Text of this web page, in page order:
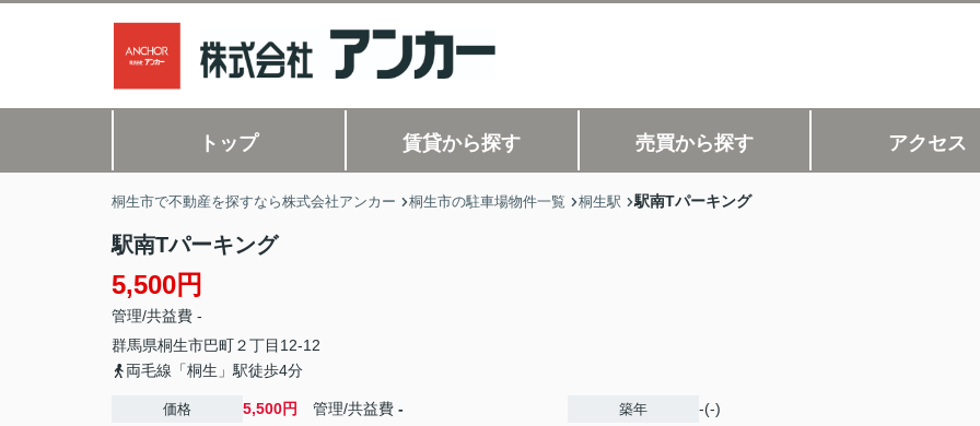
トップ 賃貸から探す 売買から探す アクセス
桐生市で不動産を探すなら株式会社アンカー 桐生市の駐車場物件一覧 桐生駅 駅南Tパーキング
駅南Tパーキング
5,500円
管理/共益費 -
群馬県桐生市巴町２丁目12-12
両毛線「桐生」駅徒歩4分
価格 5,500円 管理/共益費 - 築年 -(-)